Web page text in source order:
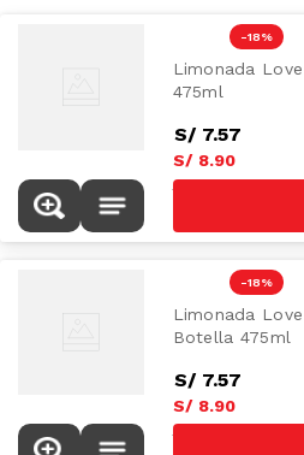
-18 %
Limonada
475ml
S/ 7.57
S/ 8.90
S/
-18 %
Limonada
Botella 475ml
S/ 7.57
S/ 8.90
S/